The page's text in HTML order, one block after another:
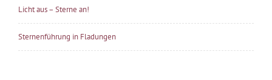
Licht aus – Sterne an!
Sternenführung in Fladungen